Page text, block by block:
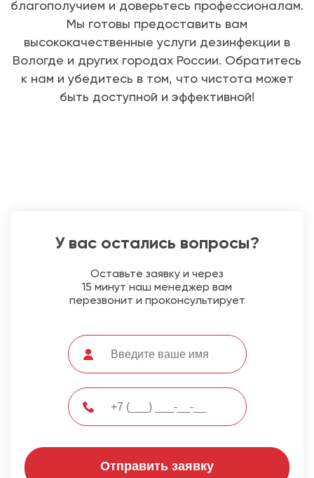
благополучием и доверьтесь профессионалам.
Мы готовы предоставить вам
высококачественные услуги дезинфекции в
Вологде и других городах России. Обратитесь
к нам и убедитесь в том, что чистота может
быть доступной и эффективной!
У вас остались вопросы?
Оставьте заявку и через
15 минут наш менеджер вам
перезвонит и проконсультирует
Отправить заявку